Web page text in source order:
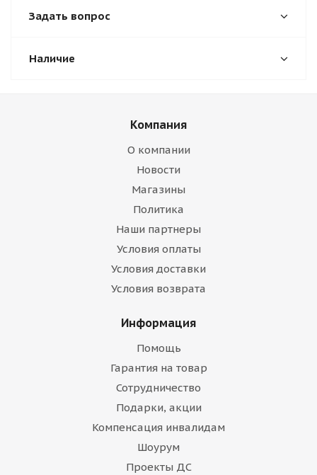
Задать вопрос
Наличие
Компания
О компании
Новости
Магазины
Политика
Наши партнеры
Условия оплаты
Условия доставки
Условия возврата
Информация
Помощь
Гарантия на товар
Сотрудничество
Подарки, акции
Компенсация инвалидам
Шоурум
Проекты ДС